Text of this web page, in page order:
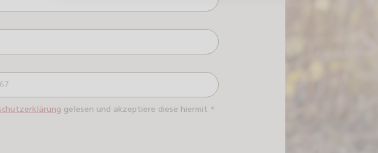
gelesen und akzeptiere diese hiermit *